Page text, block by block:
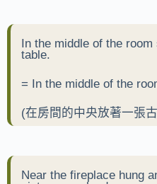
In the middle of the
table.
= In the middle of the
(在房間的中央放著一張
Near the fireplace hung